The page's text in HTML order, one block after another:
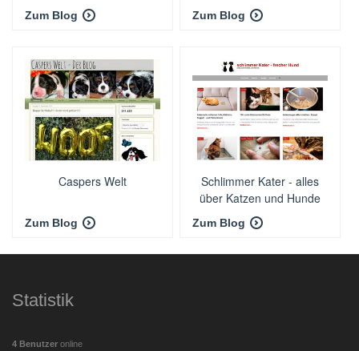
Zum Blog Zum Blog
Caspers Welt
Zum Blog
Schlimmer Kater - alles
über Katzen und Hunde
Zum Blog
Statistik
4 Benutzer online